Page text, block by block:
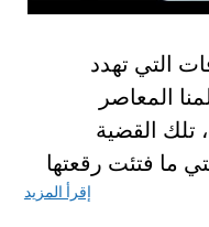
التي تهدد
المعاصر
تلك القضية
ما فتئت رقعتها
إقرأ المزيد